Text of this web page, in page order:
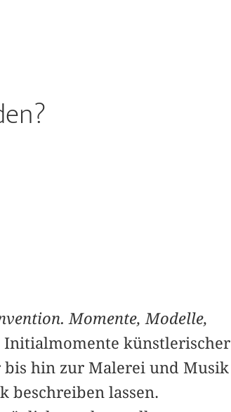
Momente, Modelle,
Initialmomente künstlerischer
hin zur Malerei und Musik
beschreiben lassen.